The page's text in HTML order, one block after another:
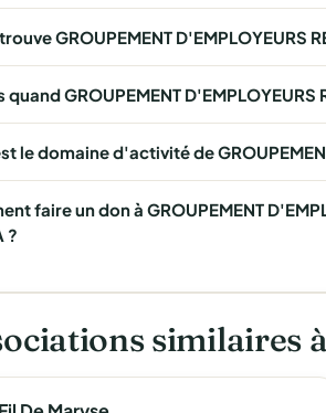
GROUPEMENT D'EMPLOYEURS
quand GROUPEMENT
le domaine d'activité de
faire un don à GROUPEMENT
?
similaires